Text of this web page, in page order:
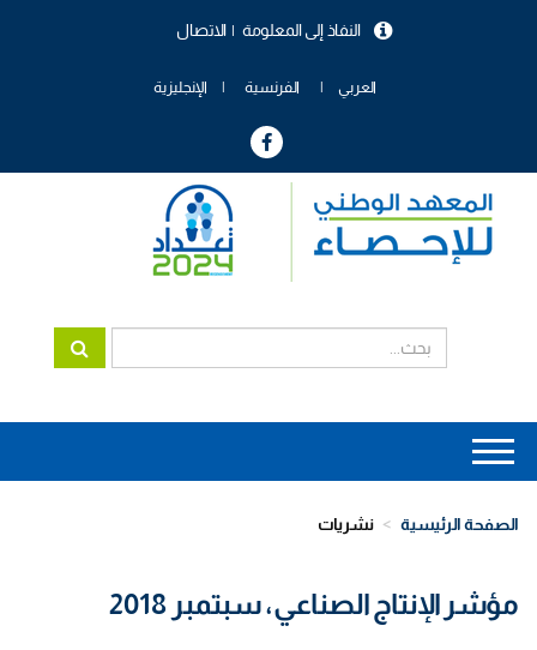
الاتصال النفاذ إلى المعلومة
العربي الفرنسية الإنجليزية
Main
navigation
الصفحة الرئيسية نشريات
مؤشر الإنتاج الصناعي، سبتمبر 2018